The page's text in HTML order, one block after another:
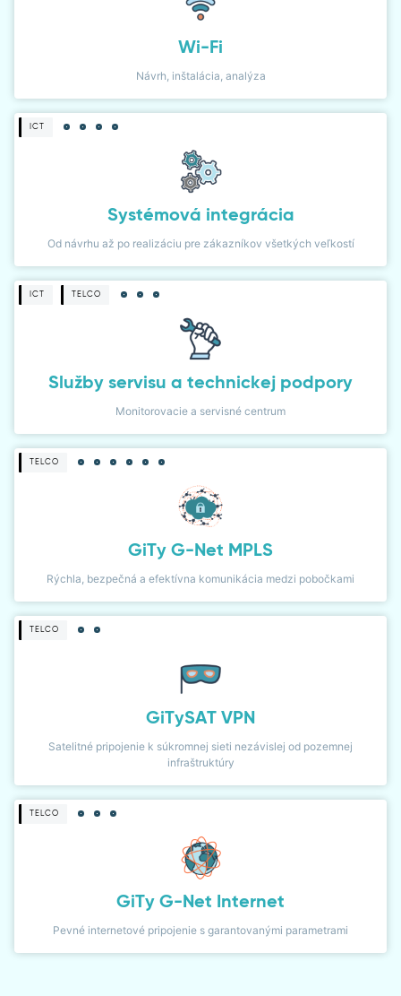
Wi-Fi
Návrh, inštalácia, analýza
ICT
Systémová integrácia
Od návrhu až po realizáciu pre zákazníkov všetkých veľkostí
ICT TELCO
Služby servisu a technickej podpory
Monitorovacie a servisné centrum
TELCO
GiTy G-Net MPLS
Rýchla, bezpečná a efektívna komunikácia medzi pobočkami
TELCO
GiTySAT VPN
Satelitné pripojenie k súkromnej sieti nezávislej od pozemnej
infraštruktúry
TELCO
GiTy G-Net Internet
Pevné internetové pripojenie s garantovanými parametrami